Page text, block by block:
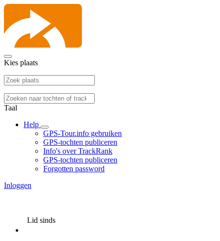
Kies plaats
Taal
Help
GPS-Tour.info gebruiken
GPS-tochten publiceren
Info's over TrackRank
GPS-tochten publiceren
Forgotten password
Inloggen
Lid sinds